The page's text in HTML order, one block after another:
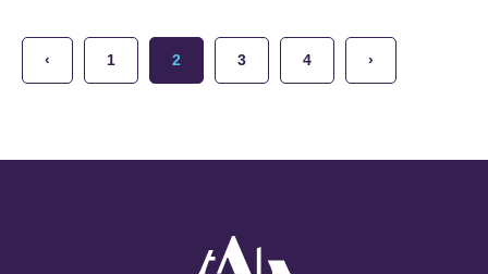
‹ 1 2 3 4 ›